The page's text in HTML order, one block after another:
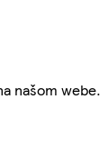
našom webe.